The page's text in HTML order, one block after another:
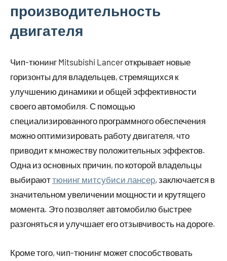
производительность
двигателя
Чип-тюнинг Mitsubishi Lancer открывает новые
горизонты для владельцев, стремящихся к
улучшению динамики и общей эффективности
своего автомобиля. С помощью
специализированного программного обеспечения
можно оптимизировать работу двигателя, что
приводит к множеству положительных эффектов.
Одна из основных причин, по которой владельцы
выбираюттюнинг митсубиси лансер, заключается в
значительном увеличении мощности и крутящего
момента. Это позволяет автомобилю быстрее
разгоняться и улучшает его отзывчивость на дороге.
Кроме того, чип-тюнинг может способствовать